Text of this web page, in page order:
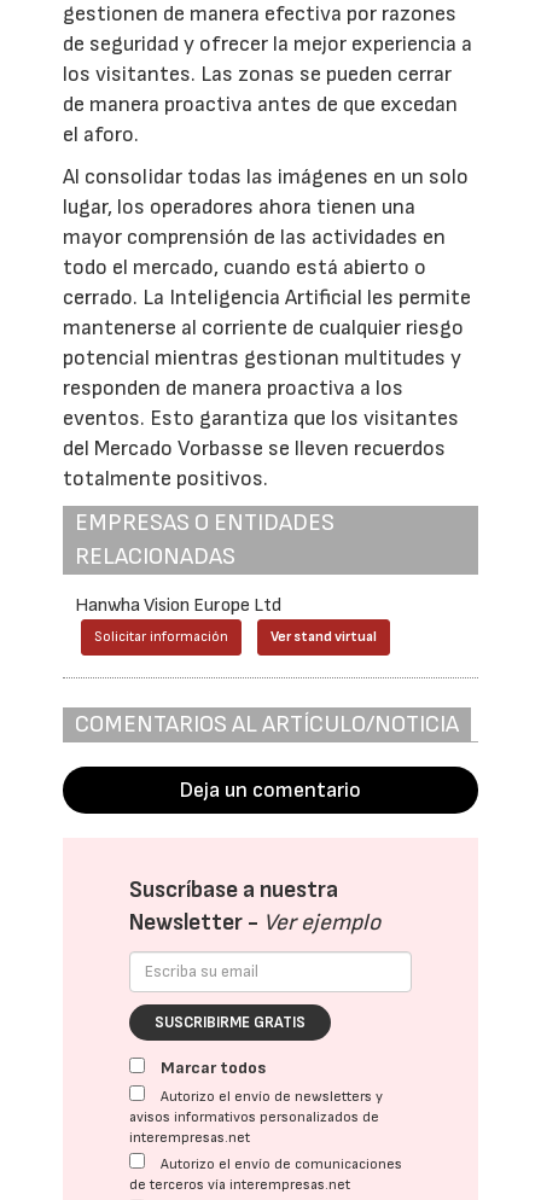
gestionen de manera efectiva por razones
de seguridad y ofrecer la mejor experiencia a
los visitantes. Las zonas se pueden cerrar
de manera proactiva antes de que excedan
el aforo.
Al consolidar todas las imágenes en un solo
lugar, los operadores ahora tienen una
mayor comprensión de las actividades en
todo el mercado, cuando está abierto o
cerrado. La Inteligencia Artificial les permite
mantenerse al corriente de cualquier riesgo
potencial mientras gestionan multitudes y
responden de manera proactiva a los
eventos. Esto garantiza que los visitantes
del Mercado Vorbasse se lleven recuerdos
totalmente positivos.
EMPRESAS O ENTIDADES
RELACIONADAS
Hanwha Vision Europe Ltd
Solicitar información Ver stand virtual
COMENTARIOS AL ARTÍCULO/NOTICIA
Deja un comentario
Suscríbase a nuestra
Newsletter - Ver ejemplo
SUSCRIBIRME GRATIS
Marcar todos
Autorizo el envío de newsletters y
avisos informativos personalizados de
interempresas.net
Autorizo el envío de comunicaciones
de terceros vía interempresas.net